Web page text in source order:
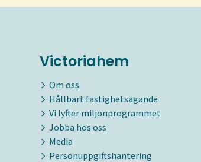
Victoriahem
Om oss
Hållbart fastighetsägande
Vi lyfter miljonprogrammet
Jobba hos oss
Media
Personuppgiftshantering